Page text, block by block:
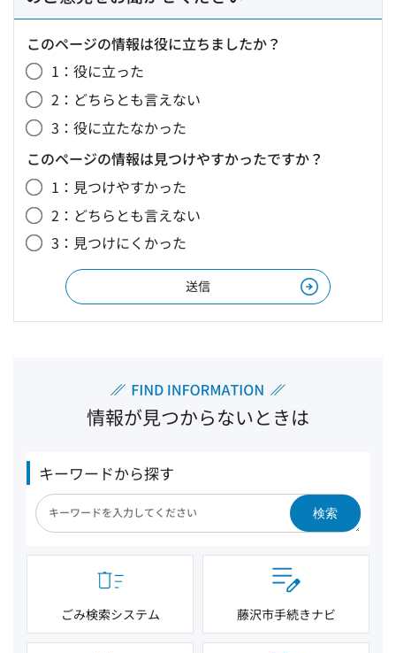
このページの情報は役に立ちましたか？
1：役に立った
2：どちらとも言えない
3：役に立たなかった
このページの情報は見つけやすかったですか？
1：見つけやすかった
2：どちらとも言えない
3：見つけにくかった
情報が見つからないときは
キーワードから探す
検索
ごみ検索システム 藤沢市手続きナビ